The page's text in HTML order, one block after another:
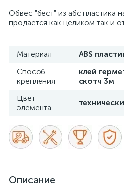
Обвес "бест" из абс пластика
продается как целиком так и
Материал
ABS
Способ
крепления
клей
скотч 3м
Цвет
элемента
Описание